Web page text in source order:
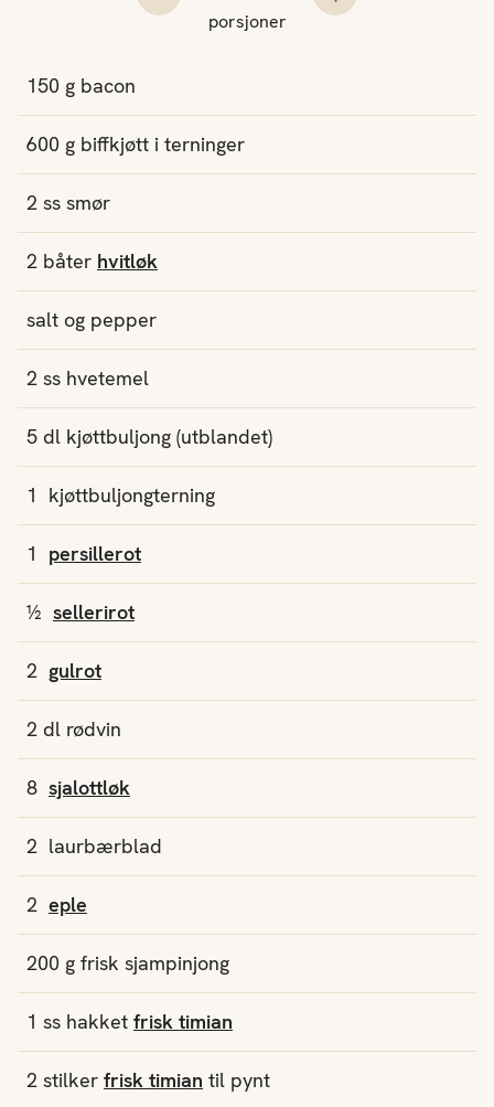
porsjoner
150 g bacon
600 g biffkjøtt i terninger
2 ss smør
2 båter hvitløk
salt og pepper
2 ss hvetemel
5 dl kjøttbuljong (utblandet)
1 kjøttbuljongterning
1 persillerot
½ sellerirot
2 gulrot
2 dl rødvin
8 sjalottløk
2 laurbærblad
2 eple
200 g frisk sjampinjong
1 ss hakket frisk timian
2 stilker frisk timian til pynt